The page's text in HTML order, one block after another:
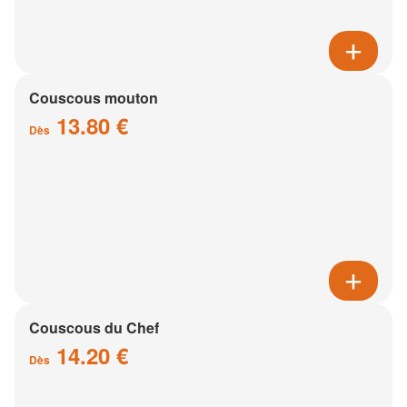
Couscous mouton
Dès 13.80 €
Couscous du Chef
Dès 14.20 €